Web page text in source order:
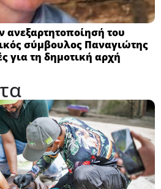
του
σύμβουλος Παναγιώτης
για τη δημοτική αρχή